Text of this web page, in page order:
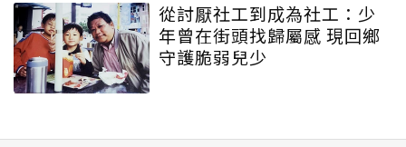
從討厭社工到成為社工：少
年曾在街頭找歸屬感 現回鄉
守護脆弱兒少